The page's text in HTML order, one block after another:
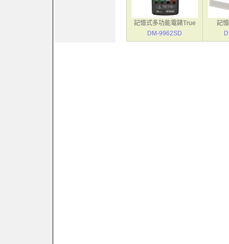
記憶式多功能電錶True
DM-9962SD
記